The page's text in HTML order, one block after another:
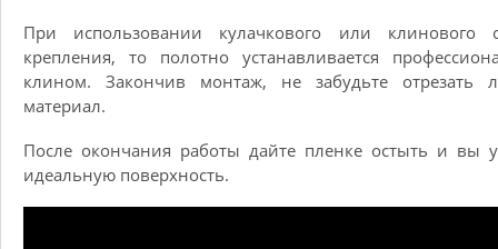
При использовании кулачкового или клинового
крепления, то полотно устанавливается
клином. Закончив монтаж, не забудьте отрезать
материал.
После окончания работы дайте пленке остыть и вы
идеальную поверхность.